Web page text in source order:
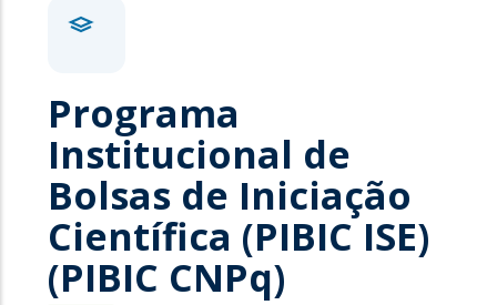
Programa
Institucional de
Bolsas de Iniciação
Científica (PIBIC ISE)
(PIBIC CNPq)